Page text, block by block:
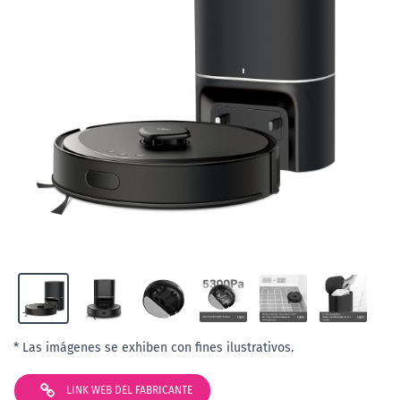
* Las imágenes se exhiben con fines ilustrativos.
LINK WEB DEL FABRICANTE